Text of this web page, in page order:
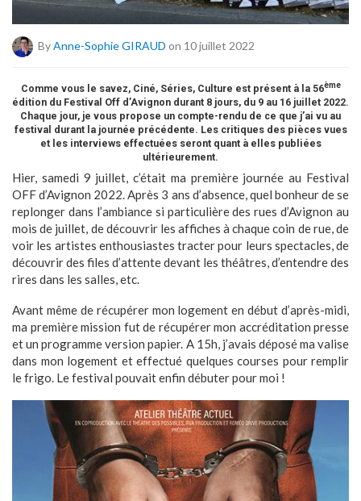
By Anne-Sophie GIRAUD on 10 juillet 2022
Comme vous le savez, Ciné, Séries, Culture est présent à la 56ème
édition du Festival Off d’Avignon durant 8 jours, du 9 au 16 juillet 2022.
Chaque jour, je vous propose un compte-rendu de ce que j’ai vu au
festival durant la journée précédente. Les critiques des pièces vues
et les interviews effectuées seront quant à elles publiées
ultérieurement.
Hier, samedi 9 juillet, c’était ma première journée au Festival
OFF d’Avignon 2022. Après 3 ans d’absence, quel bonheur de se
replonger dans l’ambiance si particulière des rues d’Avignon au
mois de juillet, de découvrir les affiches à chaque coin de rue, de
voir les artistes enthousiastes tracter pour leurs spectacles, de
découvrir des files d’attente devant les théâtres, d’entendre des
rires dans les salles, etc.
Avant même de récupérer mon logement en début d’après-midi,
ma première mission fut de récupérer mon accréditation presse
et un programme version papier. A 15h, j’avais déposé ma valise
dans mon logement et effectué quelques courses pour remplir
le frigo. Le festival pouvait enfin débuter pour moi !